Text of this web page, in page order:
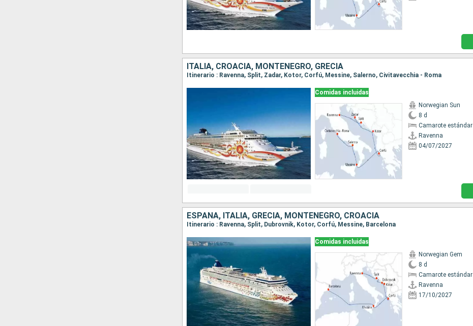
ITALIA, CROACIA, MONTENEGRO, GRECIA
Itinerario : Ravenna, Split, Zadar, Kotor, Corfú, Messine, Salerno, Civitavecchia - Roma
Comidas incluidas
Norwegian Sun
8 d
Camarote estándar
Ravenna
04/07/2027
ESPAÑA, ITALIA, GRECIA, MONTENEGRO, CROACIA
Itinerario : Ravenna, Split, Dubrovnik, Kotor, Corfú, Messine, Barcelona
Comidas incluidas
Norwegian Gem
8 d
Camarote estándar
Ravenna
17/10/2027